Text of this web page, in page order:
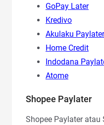
GoPay Later
Kredivo
Akulaku Paylater
Home Credit
Indodana
Atome
Shopee Paylater
Shopee Paylater